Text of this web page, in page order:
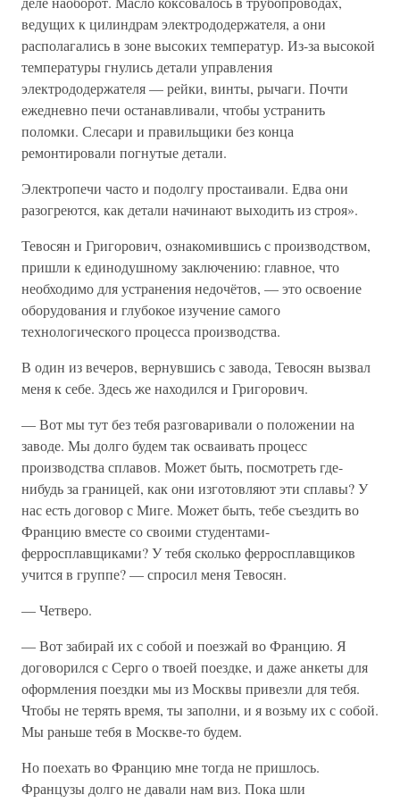
ведущих к цилиндрам электрододержателя, а они
располагались в зоне высоких температур. Из-за высокой
температуры гнулись детали управления
электрододержателя — рейки, винты, рычаги. Почти
ежедневно печи останавливали, чтобы устранить
поломки. Слесари и правильщики без конца
ремонтировали погнутые детали.
Электропечи часто и подолгу простаивали. Едва они
разогреются, как детали начинают выходить из строя».
Тевосян и Григорович, ознакомившись с производством,
пришли к единодушному заключению: главное, что
необходимо для устранения недочётов, — это освоение
оборудования и глубокое изучение самого
технологического процесса производства.
В один из вечеров, вернувшись с завода, Тевосян вызвал
меня к себе. Здесь же находился и Григорович.
— Вот мы тут без тебя разговаривали о положении на
заводе. Мы долго будем так осваивать процесс
производства сплавов. Может быть, посмотреть где-
нибудь за границей, как они изготовляют эти сплавы? У
нас есть договор с Миге. Может быть, тебе съездить во
Францию вместе со своими студентами-
ферросплавщиками? У тебя сколько ферросплавщиков
учится в группе? — спросил меня Тевосян.
— Четверо.
— Вот забирай их с собой и поезжай во Францию. Я
договорился с Серго о твоей поездке, и даже анкеты для
оформления поездки мы из Москвы привезли для тебя.
Чтобы не терять время, ты заполни, и я возьму их с собой.
Мы раньше тебя в Москве-то будем.
Но поехать во Францию мне тогда не пришлось.
Французы долго не давали нам виз. Пока шли